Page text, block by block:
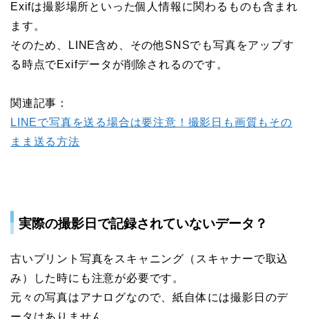
Exifは撮影場所といった個人情報に関わるものも含まれ
ます。
そのため、LINE含め、その他SNSでも写真をアップす
る時点でExifデータが削除されるのです。
関連記事：
LINEで写真を送る場合は要注意！撮影日も画質もその
まま送る方法
実際の撮影日で記録されていないデータ？
古いプリント写真をスキャニング（スキャナーで取込
み）した時にも注意が必要です。
元々の写真はアナログなので、紙自体には撮影日のデ
ータはありません。